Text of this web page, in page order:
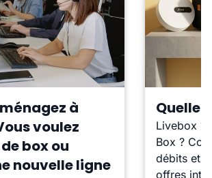
à
voulez
box ou
nouvelle ligne
Quelle
Livebox ?
Box ?
débits et
offres